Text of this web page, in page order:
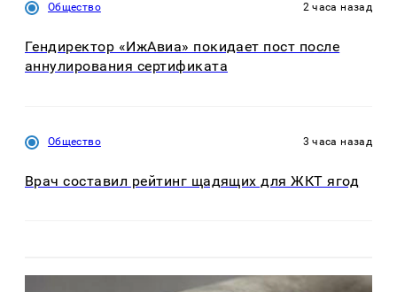
Общество 2 часа назад
Гендиректор «ИжАвиа» покидает пост после
аннулирования сертификата
Общество 3 часа назад
Врач составил рейтинг щадящих для ЖКТ ягод